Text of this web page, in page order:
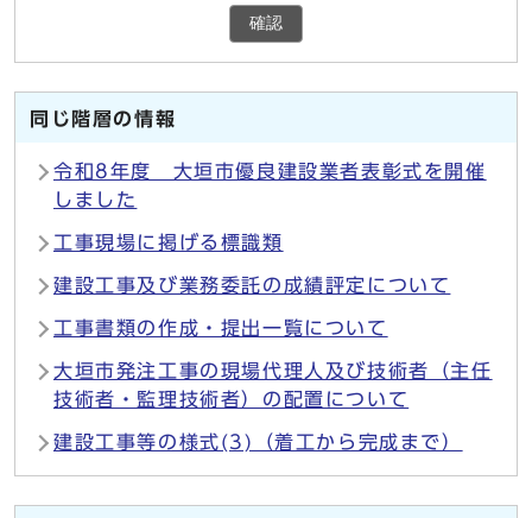
確認
同じ階層の情報
令和8年度 大垣市優良建設業者表彰式を開催
しました
工事現場に掲げる標識類
建設工事及び業務委託の成績評定について
工事書類の作成・提出一覧について
大垣市発注工事の現場代理人及び技術者（主任
技術者・監理技術者）の配置について
建設工事等の様式(3)（着工から完成まで）